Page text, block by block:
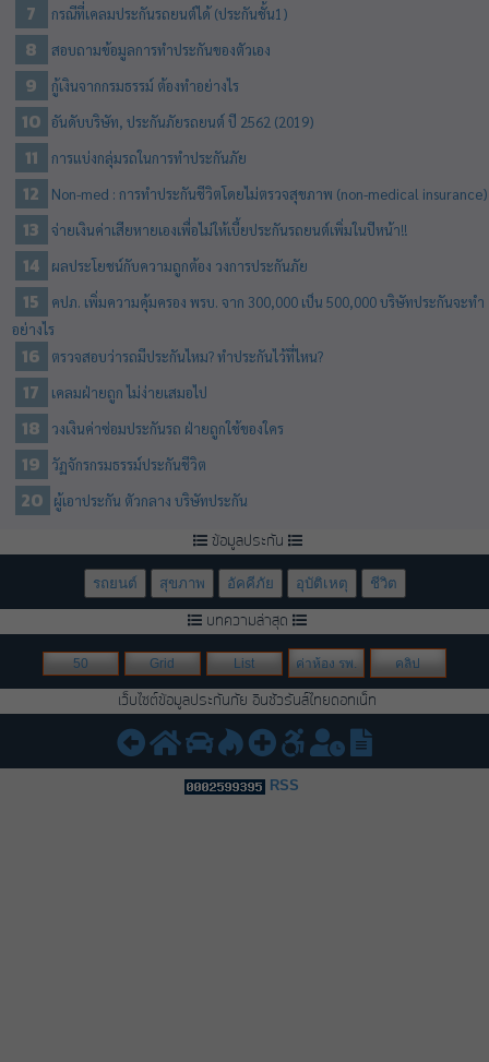
กรณีที่เคลมประกันรถยนต์ได้ (ประกันชั้น1)
สอบถามข้อมูลการทำประกันของตัวเอง
กู้เงินจากกรมธรรม์ ต้องทำอย่างไร
อันดับบริษัท, ประกันภัยรถยนต์ ปี 2562 (2019)
การแบ่งกลุ่มรถในการทำประกันภัย
Non-med : การทำประกันชีวิตโดยไม่ตรวจสุขภาพ (non-medical insurance)
จ่ายเงินค่าเสียหายเองเพื่อไม่ให้เบี้ยประกันรถยนต์เพิ่มในปีหน้า!!
ผลประโยชน์กับความถูกต้อง วงการประกันภัย
คปภ. เพิ่มความคุ้มครอง พรบ. จาก 300,000 เป็น 500,000 บริษัทประกันจะทำ
อย่างไร
ตรวจสอบว่ารถมีประกันไหม? ทำประกันไว้ที่ไหน?
เคลมฝ่ายถูก ไม่ง่ายเสมอไป
วงเงินค่าซ่อมประกันรถ ฝ่ายถูกใช้ของใคร
วัฏจักรกรมธรรม์ประกันชีวิต
ผู้เอาประกัน ตัวกลาง บริษัทประกัน
ข้อมูลประกัน
รถยนต์ สุขภาพ อัคคีภัย อุบัติเหตุ ชีวิต
บทความล่าสุด
50 Grid List ค่าห้อง รพ. คลิป
เว็บไซต์ข้อมูลประกันภัย อินชัวรันส์ไทยดอทเน็ท
RSS